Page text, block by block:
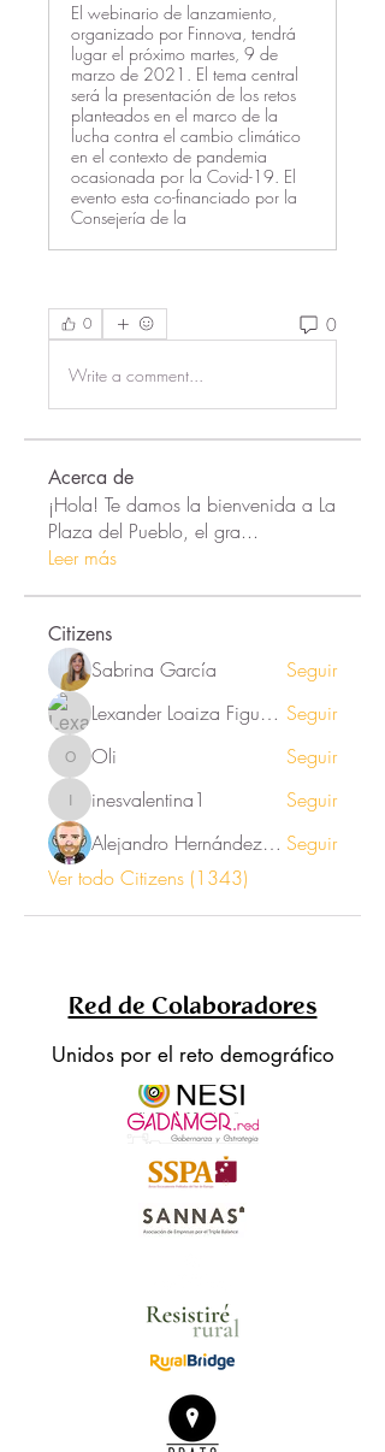
El webinario de lanzamiento,
organizado por Finnova, tendrá
lugar el próximo martes, 9 de
marzo de 2021. El tema central
será la presentación de los retos
planteados en el marco de la
lucha contra el cambio climático
en el contexto de pandemia
ocasionada por la Covid-19. El
evento esta co-financiado por la
Consejería de la
0 0
Write a comment...
Acerca de
¡Hola! Te damos la bienvenida a La
Plaza del Pueblo, el gra...
Leer más
Citizens
Sabrina García
Seguir
Lexander Loaiza Figueroa Seguir
Oli Oli Seguir
inesvalentina1
inesvalentina1
Seguir
Alejandro Hernández Renner Seguir
Ver todo Citizens (1343)
Red de Colaboradores
Unidos por el reto demográfico